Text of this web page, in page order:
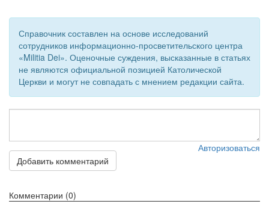
9 августа
см. календарь
Обратная связь
mail@apologia.ru
Вход
Справочник составлен на основе исследований
сотрудников информационно-просветительского центра
«Militia Dei». Оценочные суждения, высказанные в статьях
не являются официальной позицией Католической
Церкви и могут не совпадать с мнением редакции сайта.
Авторизоваться
Добавить комментарий
Комментарии (0)